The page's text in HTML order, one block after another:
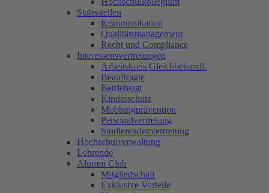
Stabsstellen
Kommunikation
Qualitätsmanagement
Recht und Compliance
Interessensvertretungen
Arbeitskreis Gleichbehandl.
Beauftragte
Betriebsrat
Kinderschutz
Mobbingprävention
Personalvertretung
Studierendenvertretung
Hochschulverwaltung
Lehrende
Alumni Club
Mitgliedschaft
Exklusive Vorteile